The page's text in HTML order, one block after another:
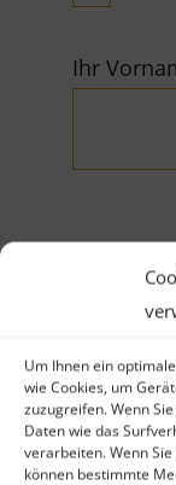
Um Ihnen ein
wie Cookies, um
zuzugreifen. Wenn
Daten wie das
verarbeiten. Wenn
können bestimmte
Ihr
Ihr
Firma